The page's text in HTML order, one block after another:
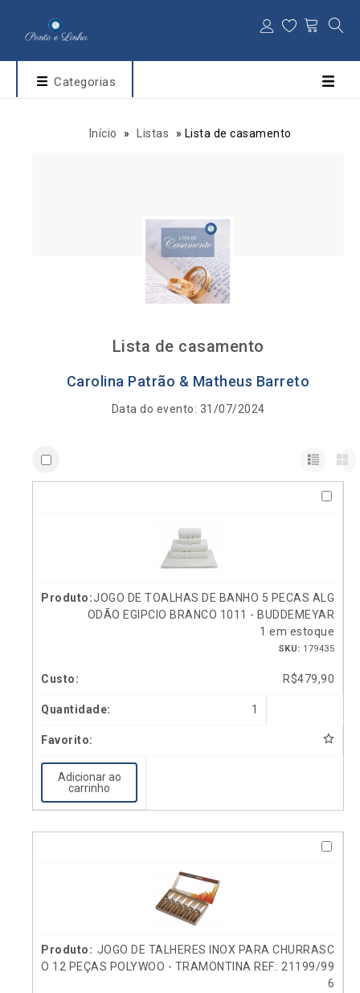
Categorias
Início » Listas » Lista de casamento
Lista de casamento
Carolina Patrão & Matheus Barreto
Data do evento: 31/07/2024
JOGO DE TOALHAS DE BANHO 5 PECAS ALG
ODÃO EGIPCIO BRANCO 1011 - BUDDEMEYAR
1 em estoque
SKU: 179435
R$479,90
1
Adicionar ao
carrinho
JOGO DE TALHERES INOX PARA CHURRASC
O 12 PEÇAS POLYWOO - TRAMONTINA REF.: 21199/99
6